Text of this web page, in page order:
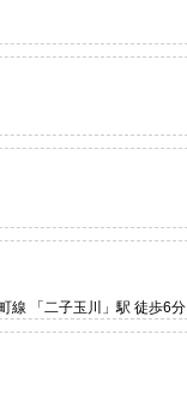
線 「二子玉川」駅 徒歩6分